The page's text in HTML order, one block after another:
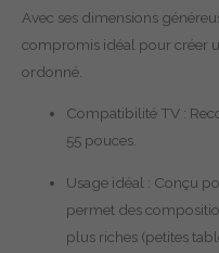
Avec ses dimensions
compromis idéal pour créer
ordonné.
Compatibilité TV :
55 pouces.
Usage idéal : Conçu
permet des
plus riches (petites